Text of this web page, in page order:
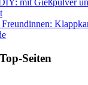
mit Gießpulver
Seiten